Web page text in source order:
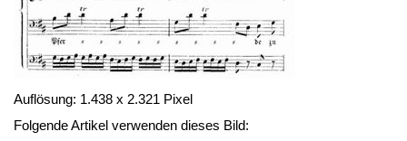
Auflösung: 1.438 x 2.321 Pixel
Folgende Artikel verwenden dieses Bild: